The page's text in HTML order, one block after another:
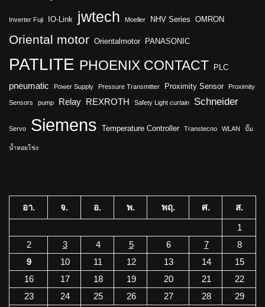
Inverter Fuji IO-Link jwtech Moeller NHV Series OMRON
Oriental motor Orientalmotor PANASONIC
PATLITE PHOENIX CONTACT PLC
pneumatic Power Supply Pressure Transmitter Proximity Sensor Proximity
Sensors pump Relay REXROTH Safety Light curtain Schneider
Servo Siemens Temperature Controller Transtecno WLAN ปั๊ม
น้ำหอยโข่ง
อา. จ. อ. พ. พฤ. ศ.
ส.
1
2
3 4 5 6 7
8
9
10 11 12 13 14
15
16
17 18 19 20 21
22
23
24 25 26 27 28
29